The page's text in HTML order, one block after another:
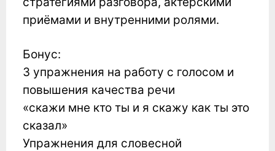
приёмами и внутренними ролями.
Бонус:
3 упражнения на работу с голосом и
повышения качества речи
«скажи мне кто ты и я скажу как ты это
сказал»
Упражнения для словесной